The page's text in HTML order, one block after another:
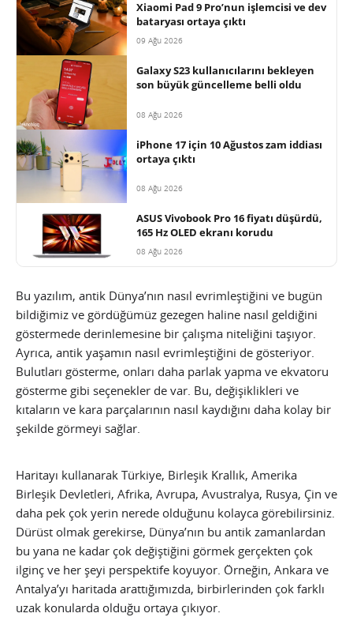
Xiaomi Pad 9 Pro’nun işlemcisi ve dev
bataryası ortaya çıktı
09 Ağu 2026
Galaxy S23 kullanıcılarını bekleyen
son büyük güncelleme belli oldu
08 Ağu 2026
iPhone 17 için 10 Ağustos zam iddiası
ortaya çıktı
08 Ağu 2026
ASUS Vivobook Pro 16 fiyatı düşürdü,
165 Hz OLED ekranı korudu
08 Ağu 2026
Bu yazılım, antik Dünya’nın nasıl evrimleştiğini ve bugün
bildiğimiz ve gördüğümüz gezegen haline nasıl geldiğini
göstermede derinlemesine bir çalışma niteliğini taşıyor.
Ayrıca, antik yaşamın nasıl evrimleştiğini de gösteriyor.
Bulutları gösterme, onları daha parlak yapma ve ekvatoru
gösterme gibi seçenekler de var. Bu, değişiklikleri ve
kıtaların ve kara parçalarının nasıl kaydığını daha kolay bir
şekilde görmeyi sağlar.
Haritayı kullanarak Türkiye, Birleşik Krallık, Amerika
Birleşik Devletleri, Afrika, Avrupa, Avustralya, Rusya, Çin ve
daha pek çok yerin nerede olduğunu kolayca görebilirsiniz.
Dürüst olmak gerekirse, Dünya’nın bu antik zamanlardan
bu yana ne kadar çok değiştiğini görmek gerçekten çok
ilginç ve her şeyi perspektife koyuyor. Örneğin, Ankara ve
Antalya’yı haritada arattığımızda, birbirlerinden çok farklı
uzak konularda olduğu ortaya çıkıyor.